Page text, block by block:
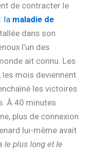
de contracter le
la maladie de
dans son
l’un des
ait connu. Les
mois deviennent
les victoires
À 40 minutes
plus de connexion
lui-même avait
le plus long et le